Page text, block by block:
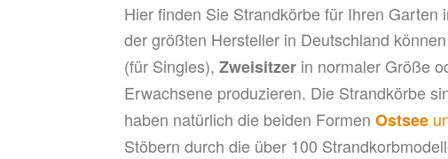
Hier finden Sie Strandkörbe für Ihren
der größten Hersteller in Deutschland
(für Singles),Zweisitzer in normaler Größe
Erwachsene produzieren. Die Strandkörbe
haben natürlich die beiden FormenOstsee
Stöbern durch die über 100